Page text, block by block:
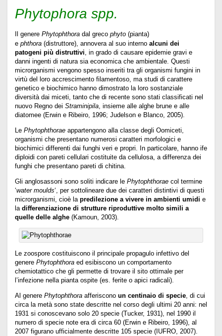
Phytophora spp.
Il genere Phytophthora dal greco phyto (pianta)
e phthora (distruttore), annovera al suo interno alcuni dei
patogeni più distruttivi , in grado di causare epidemie gravi e
danni ingenti di natura sia economica che ambientale. Questi
microrganismi vengono spesso inseriti tra gli organismi fungini in
virtù del loro accrescimento filamentoso, ma studi di carattere
genetico e biochimico hanno dimostrato la loro sostanziale
diversità dai miceti, tanto che di recente sono stati classificati nel
nuovo Regno dei Straminipila , insieme alle alghe brune e alle
diatomee (Erwin e Ribeiro, 1996; Judelson e Blanco, 2005).
Le Phytophthorae appartengono alla classe degli Oomiceti,
organismi che presentano numerosi caratteri morfologici e
biochimici differenti dai funghi veri e propri. In particolare, hanno ife
diploidi con pareti cellulari costituite da cellulosa, a differenza dei
funghi che presentano pareti di chitina.
Gli anglosassoni sono soliti indicare le Phytophthorae col termine
‘water moulds‘, per sottolineare due dei caratteri distintivi di questi
microrganismi, cioè la predilezione a vivere in ambienti umidi e
la differenziazione di strutture riproduttive molto simili a
quelle delle alghe (Kamoun, 2003).
Le zoospore costituiscono il principale propagulo infettivo del
genere Phytophthora ed esibiscono un comportamento
chemiotattico che gli permette di trovare il sito ottimale per
l’infezione nella pianta ospite (es. ferite o apici radicali).
Al genere Phytophthora afferiscono un centinaio di specie , di cui
circa la metà sono state descritte nel corso degli ultimi 20 anni: nel
1931 si conoscevano solo 20 specie (Tucker, 1931), nel 1990 il
numero di specie note era di circa 60 (Erwin e Ribeiro, 1996), al
2007 figurano ufficialmente descritte 105 specie (IUFRO, 2007).